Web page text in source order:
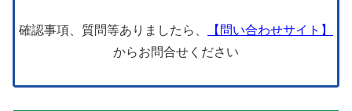
確認事項、質問等ありましたら、
【問い合わせサイト】
からお問合せください